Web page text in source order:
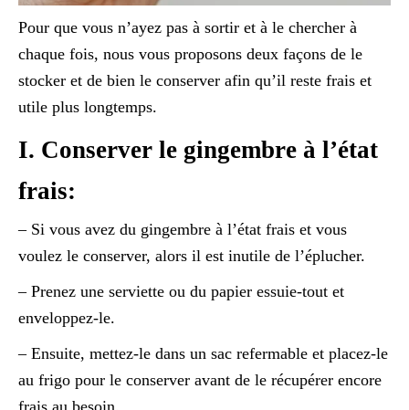
Pour que vous n’ayez pas à sortir et à le chercher à
chaque fois, nous vous proposons deux façons de le
stocker et de bien le conserver afin qu’il reste frais et
utile plus longtemps.
I. Conserver le gingembre à l’état
frais:
– Si vous avez du gingembre à l’état frais et vous
voulez le conserver, alors il est inutile de l’éplucher.
– Prenez une serviette ou du papier essuie-tout et
enveloppez-le.
– Ensuite, mettez-le dans un sac refermable et placez-le
au frigo pour le conserver avant de le récupérer encore